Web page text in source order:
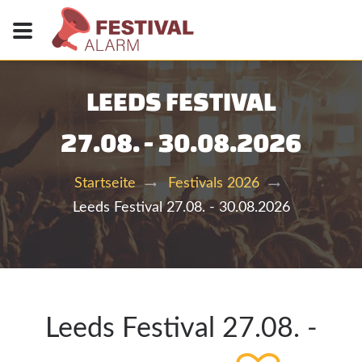
LEEDS FESTIVAL
27.08. - 30.08.2026
Startseite
Festivals 2026
Leeds Festival 27.08. - 30.08.2026
Leeds Festival 27.08. -